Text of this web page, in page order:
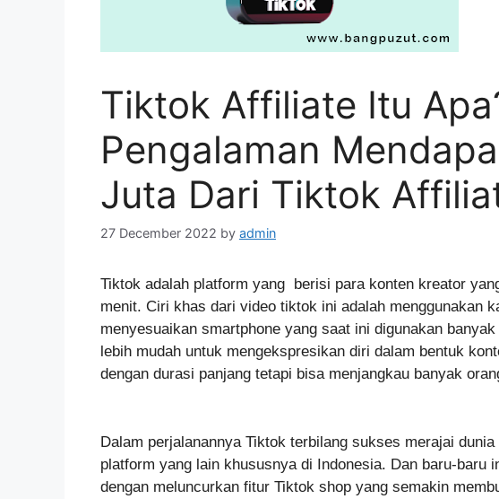
Tiktok Affiliate Itu
Pengalaman
Juta Dari Tiktok
27 December 2022 by admin
Tiktok adalah platform yang berisi para konten kreator
menit. Ciri khas dari video tiktok ini adalah menggunakan
menyesuaikan smartphone yang saat ini digunakan
lebih mudah untuk mengekspresikan diri dalam bentuk
dengan durasi panjang tetapi bisa menjangkau banyak
Dalam perjalanannya Tiktok terbilang sukses merajai
platform yang lain khususnya di Indonesia. Dan baru-baru
dengan meluncurkan fitur Tiktok shop yang semakin